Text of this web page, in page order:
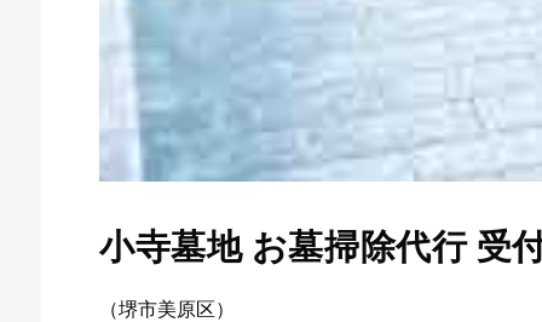
小寺墓地 お墓掃除代行 受
（堺市美原区）